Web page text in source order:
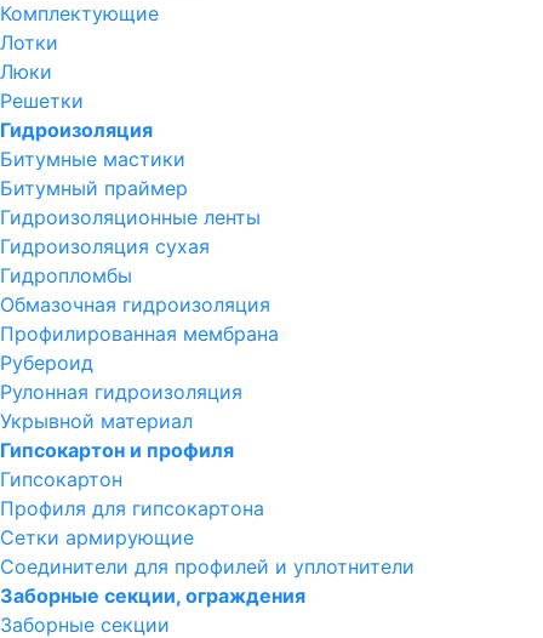
Комплектующие
Лотки
Люки
Решетки
Гидроизоляция
Битумные мастики
Битумный праймер
Гидроизоляционные ленты
Гидроизоляция сухая
Гидропломбы
Обмазочная гидроизоляция
Профилированная мембрана
Рубероид
Рулонная гидроизоляция
Укрывной материал
Гипсокартон и профиля
Гипсокартон
Профиля для гипсокартона
Сетки армирующие
Соединители для профилей и уплотнители
Заборные секции, ограждения
Заборные секции